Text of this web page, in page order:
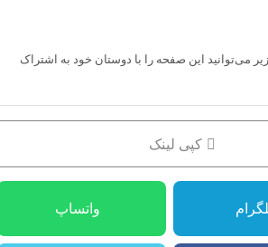
می‌توانید این صفحه را با دوستان خود به اشتراک
کپی لینک
واتساپ